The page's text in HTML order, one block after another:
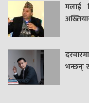
मलाई
भन्छन्ः